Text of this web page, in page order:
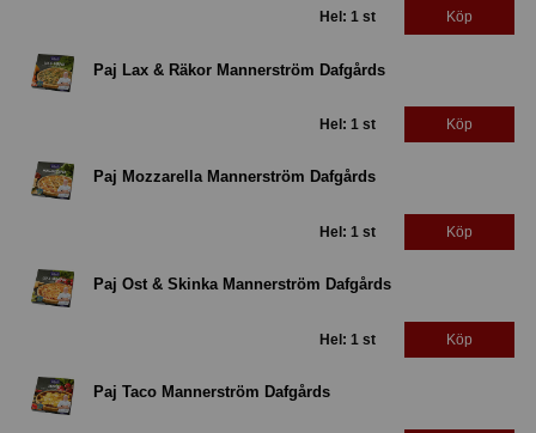
Hel: 1 st Köp
Paj Lax & Räkor Mannerström Dafgårds
Hel: 1 st Köp
Paj Mozzarella Mannerström Dafgårds
Hel: 1 st Köp
Paj Ost & Skinka Mannerström Dafgårds
Hel: 1 st Köp
Paj Taco Mannerström Dafgårds